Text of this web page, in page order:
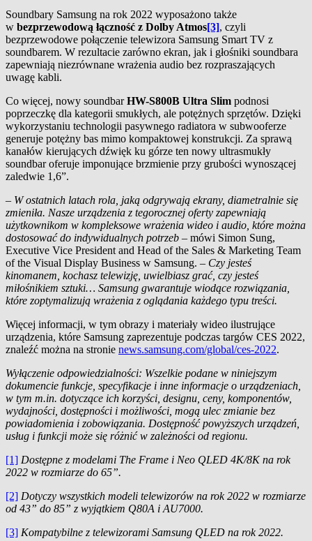
Soundbary Samsung na rok 2022 wyposażono także
w bezprzewodową łączność z Dolby Atmos[3], czyli
bezprzewodowe połączenie telewizora Samsung Smart TV z
soundbarem. W rezultacie zarówno ekran, jak i głośniki soundbara
zapewniają niezrównane wrażenia audio bez rozpraszających
uwagę kabli.
Co więcej, nowy soundbarHW-S800B Ultra Slim podnosi
poprzeczkę dla kategorii smukłych, ale potężnych sprzętów. Dzięki
wykorzystaniu technologii pasywnego radiatora w subwooferze
generuje potężny bas mimo kompaktowej konstrukcji. Za sprawą
kanałów kierujących dźwięk ku górze ten nowy ultrasmukły
soundbar oferuje imponujące brzmienie przy grubości wynoszącej
zaledwie 1,6”.
– W ostatnich latach rola, jaką odgrywają ekrany, diametralnie się
zmieniła. Nasze urządzenia z tegorocznej oferty zapewniają
użytkownikom w kompleksowe wrażenia wideo i audio, które można
dostosować do indywidualnych potrzeb – mówi Simon Sung,
Executive Vice President and Head of the Sales & Marketing Team
of the Visual Display Business w Samsung. – Czy jesteś
kinomanem, kochasz telewizję, uwielbiasz grać, czy jesteś
miłośnikiem sztuki… Samsung gwarantuje wiodące rozwiązania,
które zoptymalizują wrażenia z oglądania każdego typu treści.
Więcej informacji, w tym obrazy i materiały wideo ilustrujące
urządzenia, które Samsung zaprezentuje podczas targów CES 2022,
znaleźć można na stronie news.samsung.com/global/ces-2022.
Wyłączenie odpowiedzialności: Wszelkie podane w niniejszym
dokumencie funkcje, specyfikacje i inne informacje o urządzeniach,
w tym m.in. dotyczące ich korzyści, designu, ceny, komponentów,
wydajności, dostępności i możliwości, mogą ulec zmianie bez
powiadomienia i zobowiązania. Dostępność powyższych urządzeń,
usług i funkcji może się różnić w zależności od regionu.
[1] Dostępne z modelami The Frame i Neo QLED 4K/8K na rok
2022 w rozmiarze do 65”.
[2] Dotyczy wszystkich modeli telewizorów na rok 2022 w rozmiarze
od 43” do 85” z wyjątkiem Q80A i AU7000.
[3] Kompatybilne z telewizorami Samsung QLED na rok 2022.